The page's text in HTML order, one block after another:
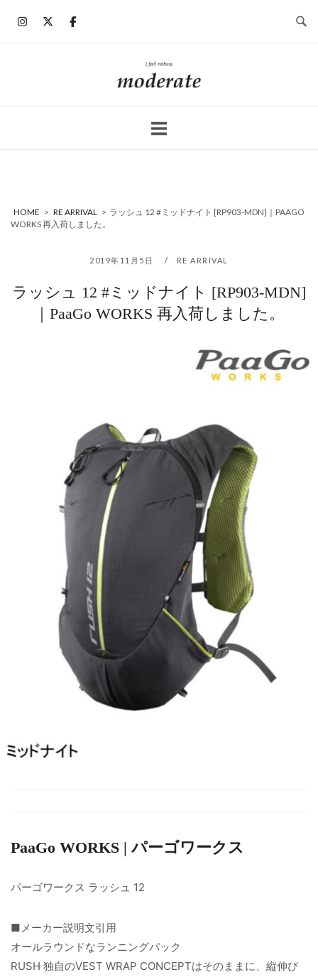
ホ
ー
HOME > RE ARRIVAL > ラッシュ 12 #ミッドナイト [RP903-MDN]｜PAAGO
WORKS 再入荷しました。
2019年11月5日 RE ARRIVAL
ラッシュ 12 #ミッドナイト [RP903-MDN]
｜PaaGo WORKS 再入荷しました。
PaaGo WORKS | パーゴワークス
パーゴワークス ラッシュ 12
■メーカー説明文引用
オールラウンドなランニングパック
RUSH 独自のVEST WRAP CONCEPTはそのままに、縦伸び